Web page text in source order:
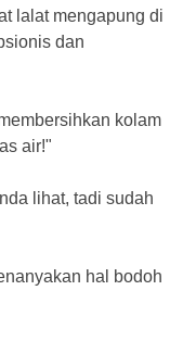
lalat mengapung di
dan
kolam
air!"
lihat, tadi sudah
hal bodoh